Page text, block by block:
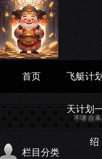
首页 飞艇计
天计划
绍
不请自来, 万斯登
栏目分类